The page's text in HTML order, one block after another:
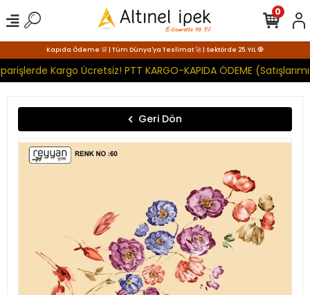
Kapıda Ödeme 🛒 | Tüm Dünya'ya Teslimat 🚀 | Sektörde 25. YIL 🧿
Kargo Ücretsiz! PTT KARGO-KAPIDA ÖDEME
0
Geri Dön